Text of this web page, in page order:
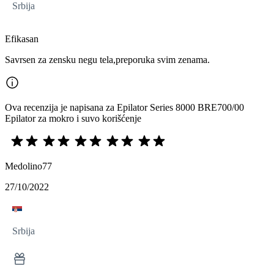
Srbija
Efikasan
Savrsen za zensku negu tela,preporuka svim zenama.
Ova recenzija je napisana za Epilator Series 8000 BRE700/00
Epilator za mokro i suvo korišćenje
Medolino77
27/10/2022
Srbija